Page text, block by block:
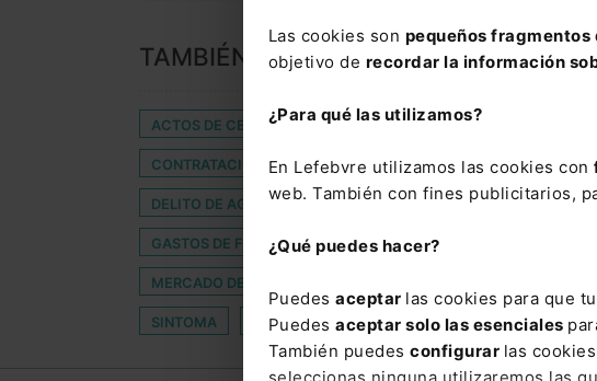
Las cookies son pequeños fragmentos
objetivo de recordar la información
¿Para qué las utilizamos?
En Lefebvre utilizamos las cookies con
web. También con fines publicitarios,
¿Qué puedes hacer?
Puedes aceptar las cookies para que
Puedes aceptar solo las esenciales
También puedes configurar las
TAMBIÉN TE PUEDE INTERESAR
ACTOS DE CELEBRACIÓN AHORRO CATALUNYA
CONTRATACIÓN FRAUDULENTA CONTROL HORARIO
DELITO DE AGRESIÓN SEXUAL DESAHUCIO POR IMPAGO DE
GASTOS DE FORMALIZACIÓN DE HIPOTECA
MERCADO DE CRIPTOACTIVOS
SINTOMA TOMADORES VULNERABILIDAD XUNTA